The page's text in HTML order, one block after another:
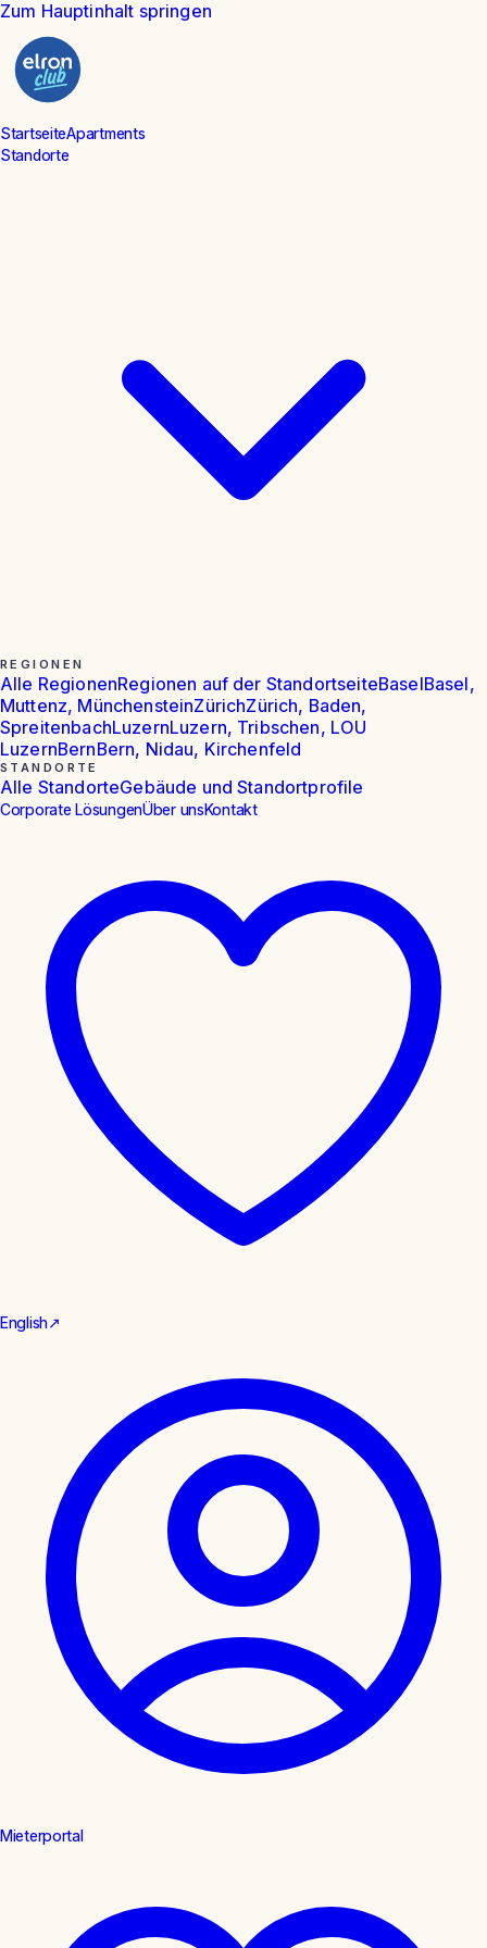
Zum Hauptinhalt springen
StartseiteApartments
Standorte
REGIONEN
Alle RegionenRegionen auf der StandortseiteBaselBasel,
Muttenz, MünchensteinZürichZürich, Baden,
SpreitenbachLuzernLuzern, Tribschen, LOU
LuzernBernBern, Nidau, Kirchenfeld
STANDORTE
Alle StandorteGebäude und Standortprofile
Corporate LösungenÜber unsKontakt
English↗
Mieterportal